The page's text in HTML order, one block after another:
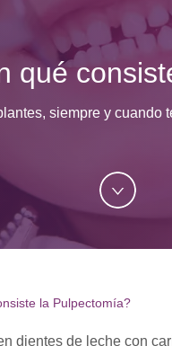
qué
siempre y cuando
la Pulpectomía?
dientes de leche con